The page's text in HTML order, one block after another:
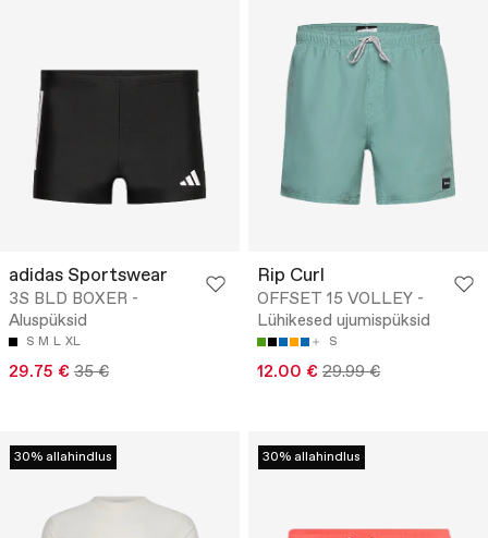
adidas Sportswear
3S BLD BOXER -
Aluspüksid
S M L XL
29.75 € 35 €
Rip Curl
OFFSET 15 VOLLEY -
Lühikesed ujumispüksid
S
12.00 € 29.99 €
30% allahindlus 30% allahindlus